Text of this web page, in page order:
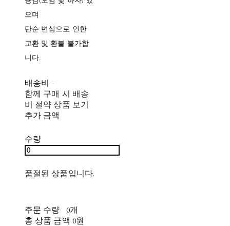
으며
단순 변심으로 인한
교환 및 환불 불가합
니다.
배송비-
함께 구매 시 배송
비 절약 상품 보기
추가 금액
수량
품절된 상품입니다.
주문 수량
0개
총 상품 금액 0원